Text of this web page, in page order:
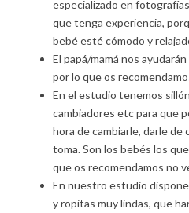
especializado en
que tenga experiencia,
bebé esté cómodo y
El papá/mamá nos
por lo que os
En el estudio tenemos
cambiadores etc para que
hora de cambiarle, darle
toma. Son los bebés los
que os recomendamos no
En nuestro estudio
y ropitas muy lindas, que